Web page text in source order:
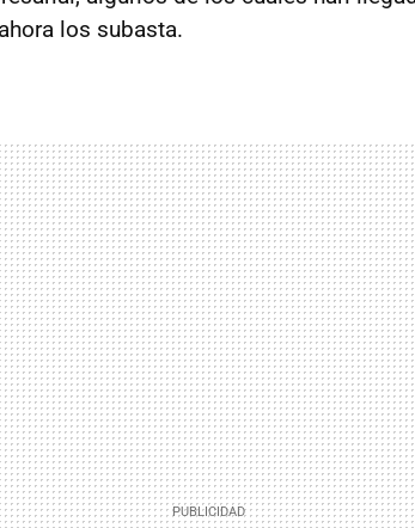
los subasta.